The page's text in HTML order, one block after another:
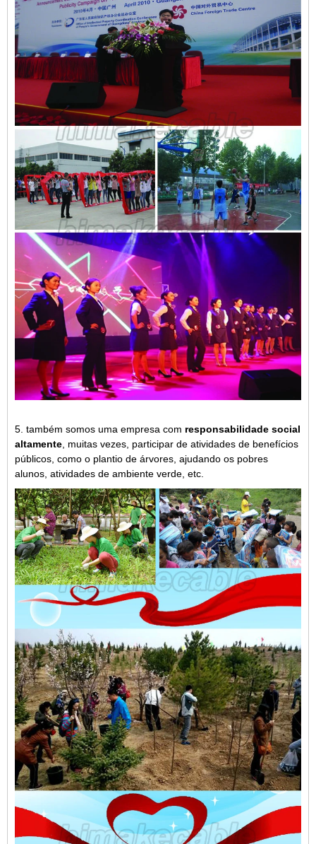
5. também somos uma empresa com responsabilidade social
altamente , muitas vezes, participar de atividades de benefícios
públicos, como o plantio de árvores, ajudando os pobres
alunos, atividades de ambiente verde, etc.